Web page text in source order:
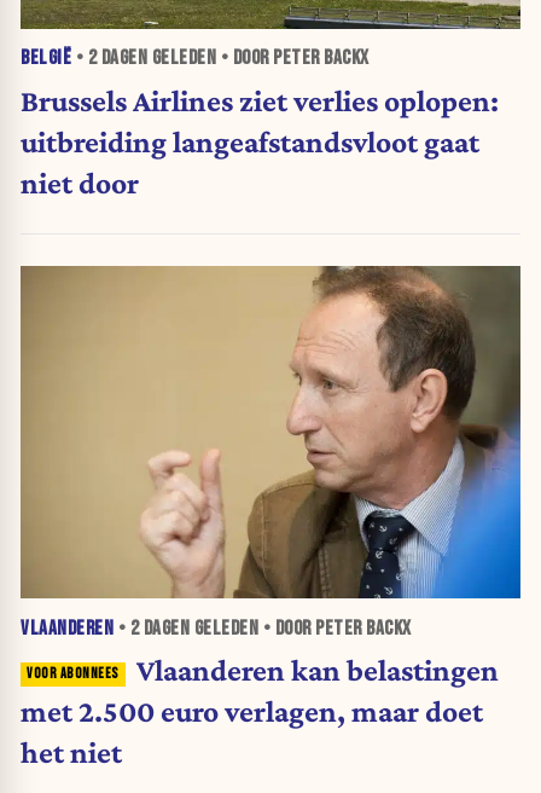
BELGIË • 2 DAGEN GELEDEN • DOOR PETER BACKX
Brussels Airlines ziet verlies oplopen:
uitbreiding langeafstandsvloot gaat
niet door
VLAANDEREN • 2 DAGEN GELEDEN • DOOR PETER BACKX
Vlaanderen kan belastingen
met 2.500 euro verlagen, maar doet
het niet